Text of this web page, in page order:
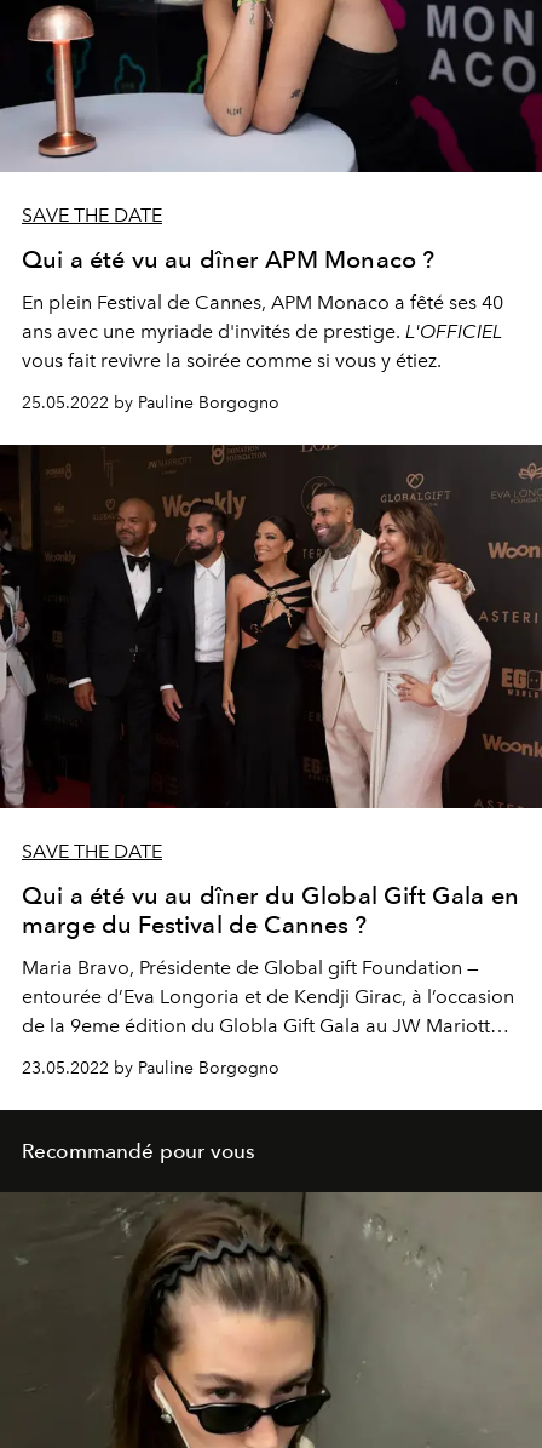
SAVE THE DATE
Qui a été vu au dîner APM Monaco ?
En plein Festival de Cannes, APM Monaco a fêté ses 40
ans avec une myriade d'invités de prestige. L'OFFICIEL
vous fait revivre la soirée comme si vous y étiez.
25.05.2022 by Pauline Borgogno
SAVE THE DATE
Qui a été vu au dîner du Global Gift Gala en
marge du Festival de Cannes ?
Maria Bravo, Présidente de Global gift Foundation —
entourée d’Eva Longoria et de Kendji Girac, à l’occasion
de la 9eme édition du Globla Gift Gala au JW Mariott
Cannes — a réuni une pléïade de stars.
23.05.2022 by Pauline Borgogno
Recommandé pour vous